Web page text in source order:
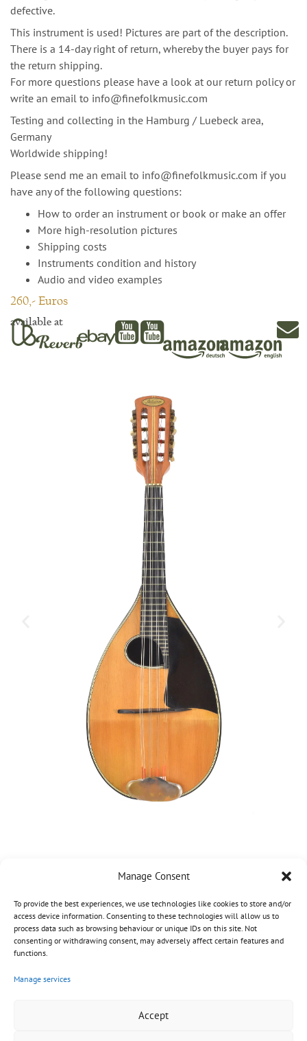
Manage Consent
To provide the best experiences, we use technologies like cookies to store and/or
access device information. Consenting to these technologies will allow us to
process data such as browsing behaviour or unique IDs on this site. Not
consenting or withdrawing consent, may adversely affect certain features and
functions.
Manage services
Accept
defective.
This instrument is used! Pictures are part of the description.
There is a 14-day right of return, whereby the buyer pays for
the return shipping.
For more questions please have a look at our return policy or
write an email to info@finefolkmusic.com
Testing and collecting in the Hamburg / Luebeck area,
Germany
Worldwide shipping!
Please send me an email to info@finefolkmusic.com if you
have any of the following questions:
How to order an instrument or book or make an offer
More high-resolution pictures
Shipping costs
Instruments condition and history
Audio and video examples
260,- Euros
available at